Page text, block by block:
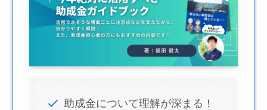
助成金について理解が深まる！